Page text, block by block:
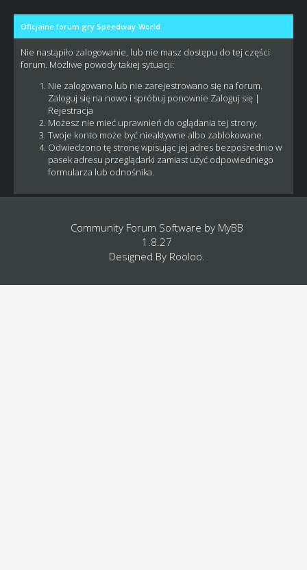
Oficjalne forum gry Speedway-World
Nie nastąpiło zalogowanie, lub nie masz dostępu do tej części
forum. Możliwe powody takiej sytuacji:
Nie zalogowano lub nie zarejestrowano się na forum.
Zaloguj się na nowo i spróbuj ponownie Zaloguj się|
Rejestracja
Możesz nie mieć uprawnień do oglądania tej strony.
Twoje konto może być nieaktywne albo zablokowane.
Odwiedzono tę stronę wpisując jej adres bezpośrednio w
pasek adresu przeglądarki zamiast użyć odpowiedniego
formularza lub odnośnika.
Community Forum Software by MyBB
1.8.27
Designed By Rooloo.